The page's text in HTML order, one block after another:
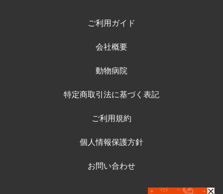
ご利用ガイド
会社概要
動物病院
特定商取引法に基づく表記
ご利用規約
個人情報保護方針
お問い合わせ